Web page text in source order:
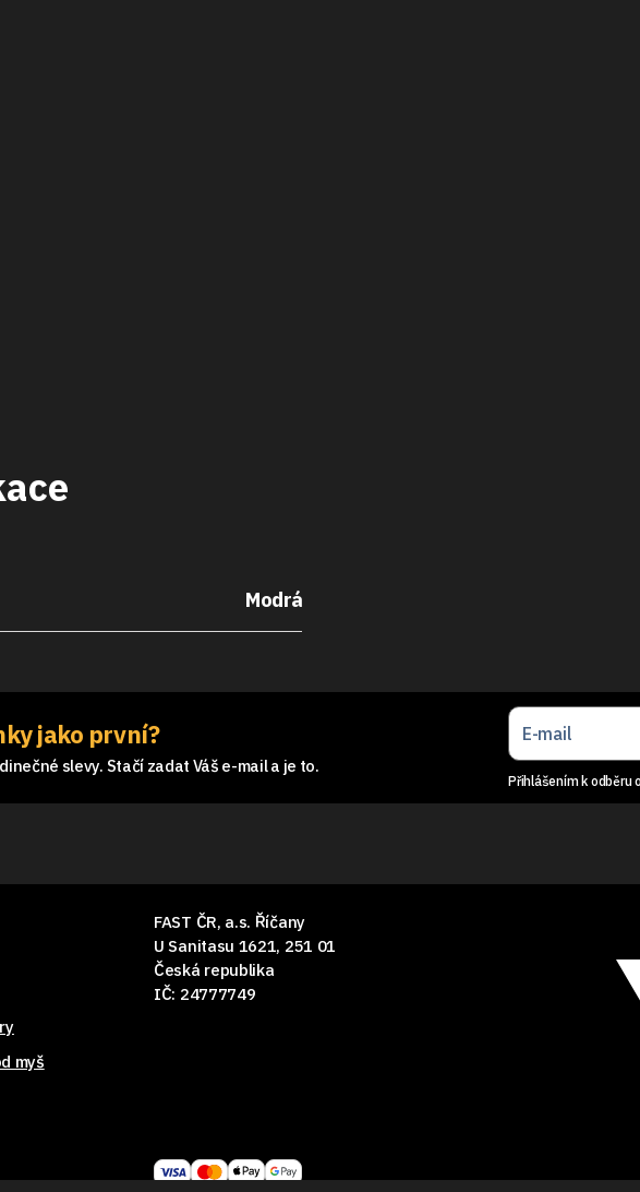
Modrá
jako první?
slevy. Stačí zadat Váš e-mail a je to.
Přihlášením k odběru
myš
FAST ČR, a.s. Říčany
U Sanitasu 1621, 251 01
Česká republika
IČ: 24777749